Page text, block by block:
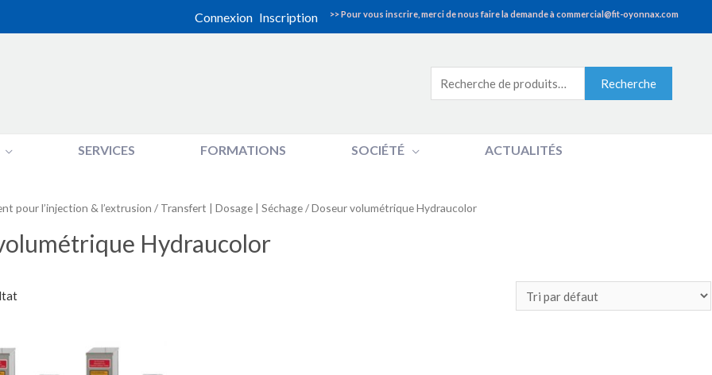
Connexion Inscription >> Pour vous inscrire, merci de nous faire la demande à commercial@fit-oyonnax.com
Recherche
SERVICES FORMATIONS SOCIÉTÉ ACTUALITÉS
pour l’injection & l’extrusion / Transfert | Dosage | Séchage/ Doseur volumétrique Hydraucolor
Hydraucolor